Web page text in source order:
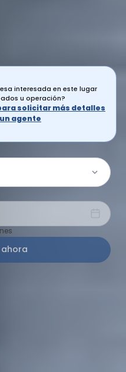
interesada en este lugar
u operación?
solicitar más detalles
agente
ahora